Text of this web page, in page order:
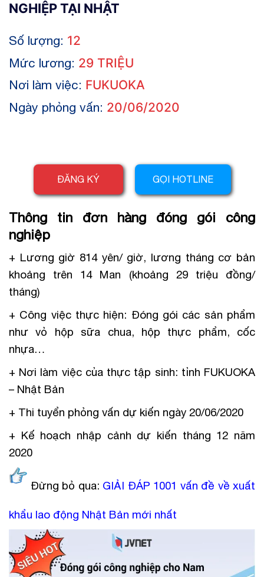
NGHIỆP TẠI NHẬT
Số lượng: 12
Mức lương: 29 TRIỆU
Nơi làm việc: FUKUOKA
Ngày phỏng vấn: 20/06/2020
ĐĂNG KÝ GỌI HOTLINE
Thông tin đơn hàng đóng gói công
nghiệp
+ Lương giờ 814 yên/ giờ, lương tháng cơ bản
khoảng trên 14 Man (khoảng 29 triệu đồng/
tháng)
+ Công việc thực hiện: Đóng gói các sản phẩm
như vỏ hộp sữa chua, hộp thực phẩm, cốc
nhựa…
+ Nơi làm việc của thực tập sinh: tỉnh FUKUOKA
– Nhật Bản
+ Thi tuyển phỏng vấn dự kiến ngày 20/06/2020
+ Kế hoạch nhập cảnh dự kiến tháng 12 năm
2020
Đừng bỏ qua: GIẢI ĐÁP 1001 vấn đề về xuất
khẩu lao động Nhật Bản mới nhất